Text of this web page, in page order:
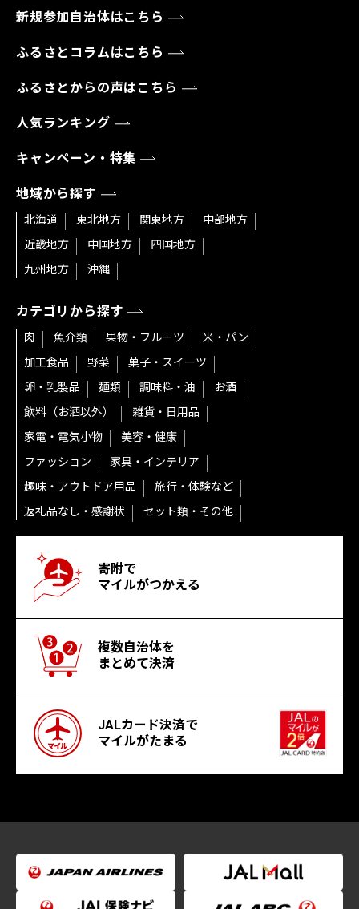
新規参加自治体はこちら
ふるさとコラムはこちら
ふるさとからの声はこちら
人気ランキング
キャンペーン・特集
地域から探す
北海道 東北地方 関東地方
中部地方
近畿地方
中国地方
四国地方
九州地方
沖縄
カテゴリから探す
肉 魚介類 果物・フルーツ
米・パン
加工食品
野菜
菓子・スイーツ
卵・乳製品
麺類 調味料・油
お酒
飲料（お酒以外）
雑貨・日用品
家電・電気小物
美容・健康
ファッション
家具・インテリア
趣味・アウトドア用品
旅行・体験など
返礼品なし・感謝状
セット類・その他
寄附で
マイルがつかえる
複数自治体を
まとめて決済
JALカード決済で
マイルがたまる